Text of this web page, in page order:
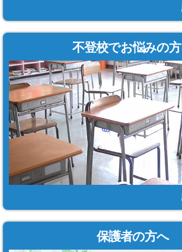
不登校でお悩みの
保護者の方へ